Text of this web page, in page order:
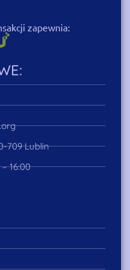
zapewnia:
709 Lublin
16:00